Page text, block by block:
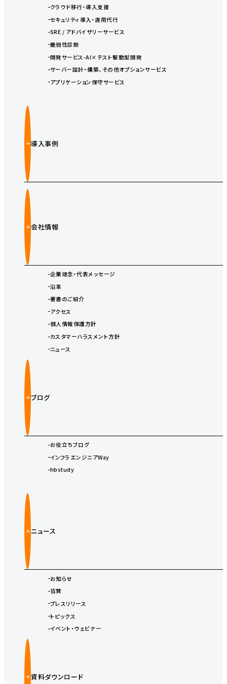
クラウド移行・導入支援
セキュリティ導入・運用代行
SRE / アドバイザリーサービス
脆弱性診断
開発サービス-AI×テスト駆動型開発
サーバー設計・構築、その他オプションサービス
アプリケーション保守サービス
導入事例
会社情報
企業理念・代表メッセージ
沿革
著書のご紹介
アクセス
個人情報保護方針
カスタマーハラスメント方針
ニュース
ブログ
お役立ちブログ
インフラエンジニアWay
hbstudy
ニュース
お知らせ
協賛
プレスリリース
トピックス
イベント・ウェビナー
資料ダウンロード